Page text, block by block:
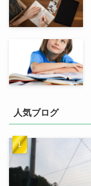
人気ブログ